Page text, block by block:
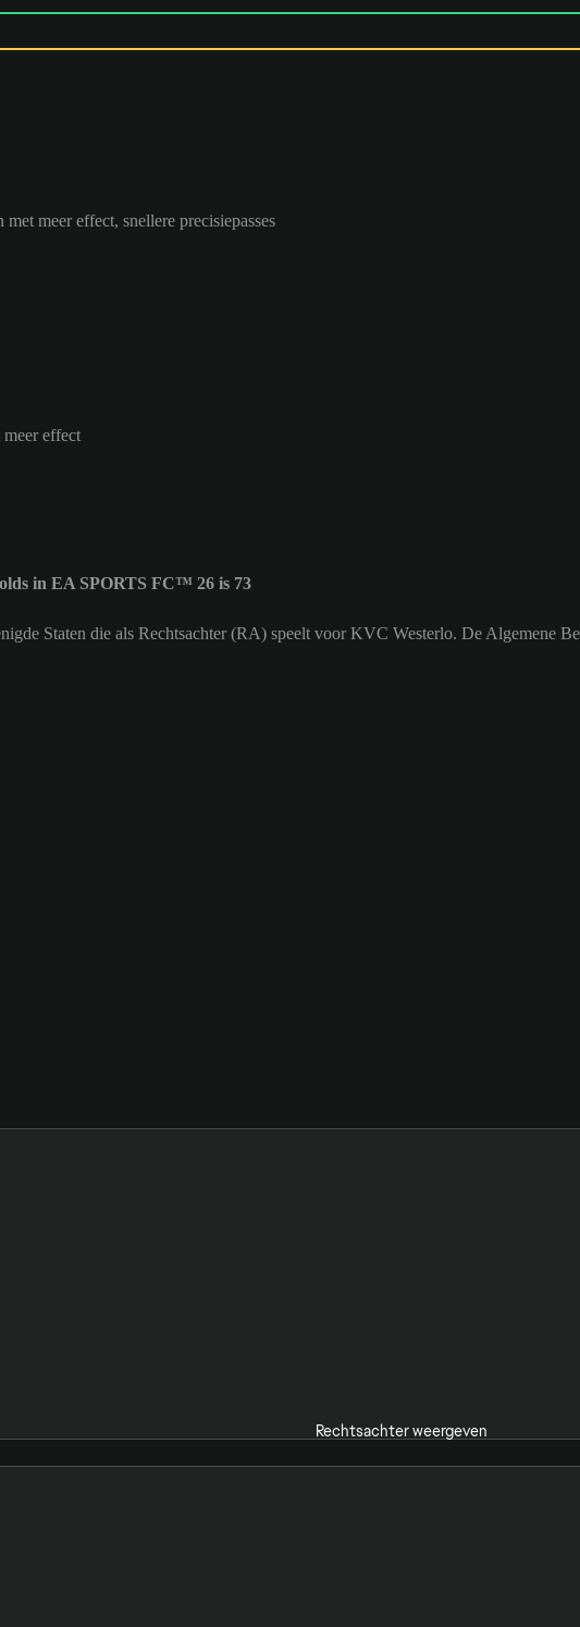
meer effect, snellere precisiepasses
effect
in EA SPORTS FC™ 26 is 73
Staten die als Rechtsachter (RA) speelt voor KVC Westerlo. De Algemene
Rechtsachter weergeven